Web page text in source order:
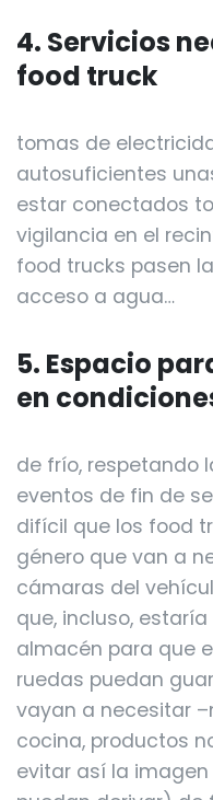
4. Servicios
food truck
tomas de
autosuficientes
estar conectados
vigilancia en el
food trucks pasen
acceso a agua…
5. Espacio
en
de frío, respetando
eventos de fin de
difícil que los food
género que van a
cámaras del
que, incluso,
almacén para que
ruedas puedan
vayan a necesitar
cocina, productos
evitar así la